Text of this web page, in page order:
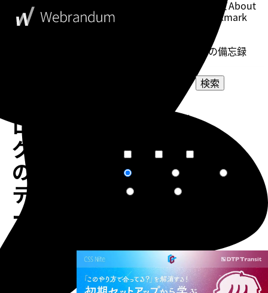
このブログについてAbout
Bookmark
ウェブデザイナーの備忘録
ロ
グ
の
テ
ー
検索
選択してください